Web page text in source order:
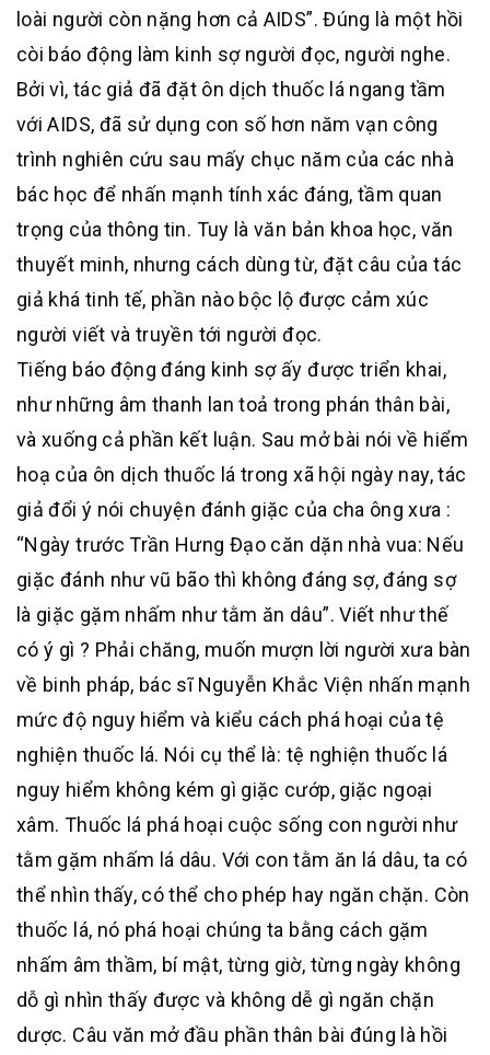
loài người còn nặng hơn cả AIDS”. Đúng là một hồi
còi báo động làm kinh sợ người đọc, người nghe.
Bởi vì, tác giả đã đặt ôn dịch thuốc lá ngang tầm
với AIDS, đã sử dụng con số hơn năm vạn công
trình nghiên cứu sau mấy chục năm của các nhà
bác học để nhấn mạnh tính xác đáng, tầm quan
trọng của thông tin. Tuy là văn bản khoa học, văn
thuyết minh, nhưng cách dùng từ, đặt câu của tác
giả khá tinh tế, phần nào bộc lộ được cảm xúc
người viết và truyền tới người đọc.
Tiếng báo động đáng kinh sợ ấy được triển khai,
như những âm thanh lan toả trong phán thân bài,
và xuống cả phần kết luận. Sau mở bài nói về hiểm
hoạ của ôn dịch thuốc lá trong xã hội ngày nay, tác
giả đổi ý nói chuyện đánh giặc của cha ông xưa :
“Ngày trước Trần Hưng Đạo căn dặn nhà vua: Nếu
giặc đánh như vũ bão thì không đáng sợ, đáng sợ
là giặc gặm nhấm như tằm ăn dâu”. Viết như thế
có ý gì ? Phải chăng, muốn mượn lời người xưa bàn
về binh pháp, bác sĩ Nguyễn Khắc Viện nhấn mạnh
mức độ nguy hiểm và kiểu cách phá hoại của tệ
nghiện thuốc lá. Nói cụ thể là: tệ nghiện thuốc lá
nguy hiểm không kém gì giặc cướp, giặc ngoại
xâm. Thuốc lá phá hoại cuộc sống con người như
tằm gặm nhấm lá dâu. Với con tằm ăn lá dâu, ta có
thể nhìn thấy, có thể cho phép hay ngăn chặn. Còn
thuốc lá, nó phá hoại chúng ta bằng cách gặm
nhấm âm thầm, bí mật, từng giờ, từng ngày không
dỗ gì nhìn thấy được và không dễ gì ngăn chặn
dược. Câu văn mở đầu phần thân bài đúng là hồi